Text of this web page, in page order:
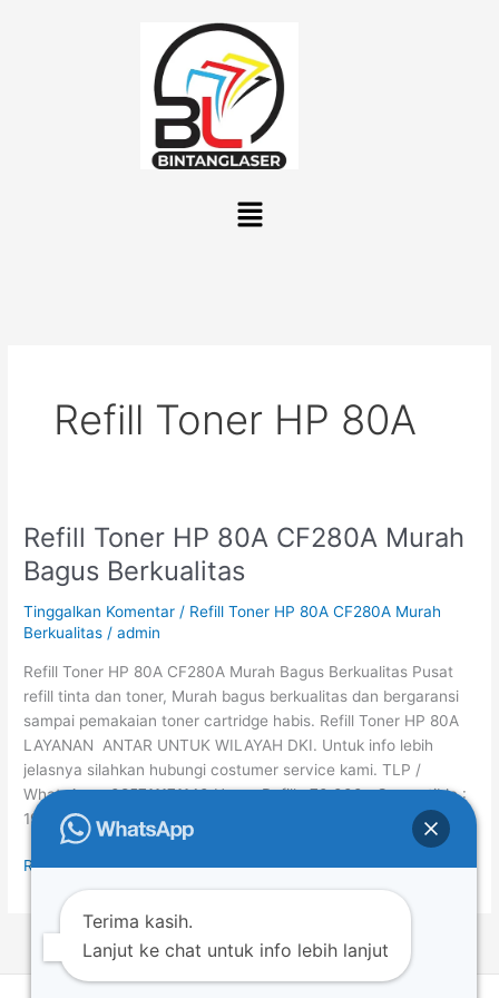
Menu
Refill Toner HP 80A
Refill Toner HP 80A CF280A Murah
Bagus Berkualitas
Tinggalkan Komentar / Refill Toner HP 80A CF280A Murah
Berkualitas /admin
Refill Toner HP 80A CF280A Murah Bagus Berkualitas Pusat
refill tinta dan toner, Murah bagus berkualitas dan bergaransi
sampai pemakaian toner cartridge habis. Refill Toner HP 80A
LAYANAN ANTAR UNTUK WILAYAH DKI. Untuk info lebih
jelasnya silahkan hubungi costumer service kami. TLP /
WhatsApp : 085711171140 Harga Refill : 70.000 Compatible :
195.000 Untuk […]
Refill
Toner
HP
80A
CF280A
Bagus
Berkualitas
Read More »
Terima kasih.
Lanjut ke chat untuk info lebih lanjut